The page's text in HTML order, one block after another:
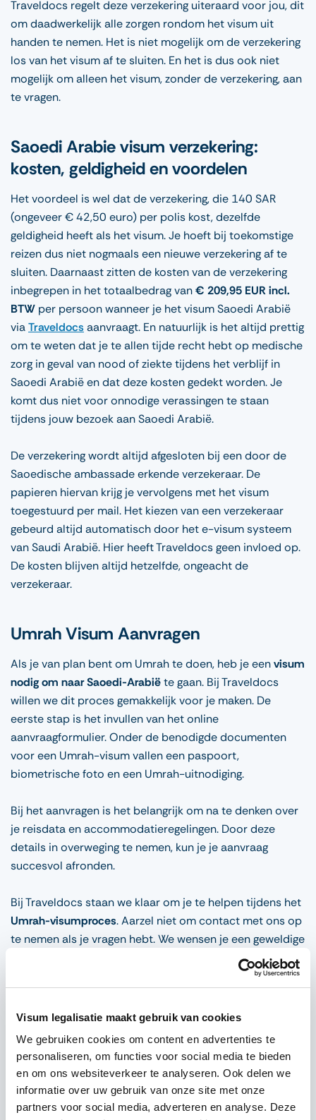
Visum legalisatie maakt gebruik van cookies
We gebruiken cookies om content en advertenties te
personaliseren, om functies voor social media te bieden
en om ons websiteverkeer te analyseren. Ook delen we
informatie over uw gebruik van onze site met onze
partners voor social media, adverteren en analyse. Deze
Traveldocs regelt deze verzekering uiteraard voor jou, dit
om daadwerkelijk alle zorgen rondom het visum uit
handen te nemen. Het is niet mogelijk om de verzekering
los van het visum af te sluiten. En het is dus ook niet
mogelijk om alleen het visum, zonder de verzekering, aan
te vragen.
Saoedi Arabie visum verzekering:
kosten, geldigheid en voordelen
Het voordeel is wel dat de verzekering, die 140 SAR
(ongeveer € 42,50 euro) per polis kost, dezelfde
geldigheid heeft als het visum. Je hoeft bij toekomstige
reizen dus niet nogmaals een nieuwe verzekering af te
sluiten. Daarnaast zitten de kosten van de verzekering
inbegrepen in het totaalbedrag van€ 209,95 EUR incl.
BTW per persoon wanneer je het visum Saoedi Arabië
viaTraveldocsaanvraagt. En natuurlijk is het altijd prettig
om te weten dat je te allen tijde recht hebt op medische
zorg in geval van nood of ziekte tijdens het verblijf in
Saoedi Arabië en dat deze kosten gedekt worden. Je
komt dus niet voor onnodige verassingen te staan
tijdens jouw bezoek aan Saoedi Arabië.
De verzekering wordt altijd afgesloten bij een door de
Saoedische ambassade erkende verzekeraar. De
papieren hiervan krijg je vervolgens met het visum
toegestuurd per mail. Het kiezen van een verzekeraar
gebeurd altijd automatisch door het e-visum systeem
van Saudi Arabië. Hier heeft Traveldocs geen invloed op.
De kosten blijven altijd hetzelfde, ongeacht de
verzekeraar.
Umrah Visum Aanvragen
Als je van plan bent om Umrah te doen, heb je eenvisum
nodig om naar Saoedi-Arabiëte gaan. Bij Traveldocs
willen we dit proces gemakkelijk voor je maken. De
eerste stap is het invullen van het online
aanvraagformulier. Onder de benodigde documenten
voor een Umrah-visum vallen een paspoort,
biometrische foto en een Umrah-uitnodiging.
Bij het aanvragen is het belangrijk om na te denken over
je reisdata en accommodatieregelingen. Door deze
details in overweging te nemen, kun je je aanvraag
succesvol afronden.
Bij Traveldocs staan we klaar om je te helpen tijdens het
Umrah-visumproces. Aarzel niet om contact met ons op
te nemen als je vragen hebt. We wensen je een geweldige
Alles over het e-visum
Geldigheid
Geldigheidsduur van het e-visum